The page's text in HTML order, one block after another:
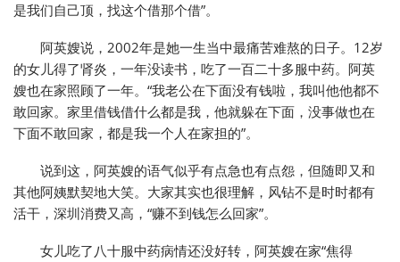
是我们自己顶，找这个借那个借”。
阿英嫂说，2002年是她一生当中最痛苦难熬的日子。12岁
的女儿得了肾炎，一年没读书，吃了一百二十多服中药。阿英
嫂也在家照顾了一年。“我老公在下面没有钱啦，我叫他他都不
敢回家。家里借钱借什么都是我，他就躲在下面，没事做也在
下面不敢回家，都是我一个人在家担的”。
说到这，阿英嫂的语气似乎有点急也有点怨，但随即又和
其他阿姨默契地大笑。大家其实也很理解，风钻不是时时都有
活干，深圳消费又高，“赚不到钱怎么回家”。
女儿吃了八十服中药病情还没好转，阿英嫂在家“焦得